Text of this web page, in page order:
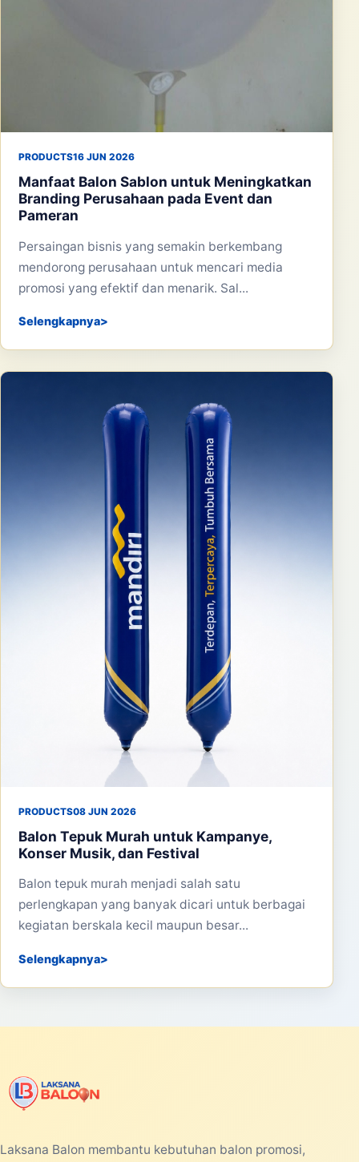
PRODUCTS16 JUN 2026
Manfaat Balon Sablon untuk Meningkatkan
Branding Perusahaan pada Event dan
Pameran
Persaingan bisnis yang semakin berkembang
mendorong perusahaan untuk mencari media
promosi yang efektif dan menarik. Sal...
Selengkapnya
PRODUCTS08 JUN 2026
Balon Tepuk Murah untuk Kampanye,
Konser Musik, dan Festival
Balon tepuk murah menjadi salah satu
perlengkapan yang banyak dicari untuk berbagai
kegiatan berskala kecil maupun besar...
Selengkapnya
Laksana Balon membantu kebutuhan balon promosi,